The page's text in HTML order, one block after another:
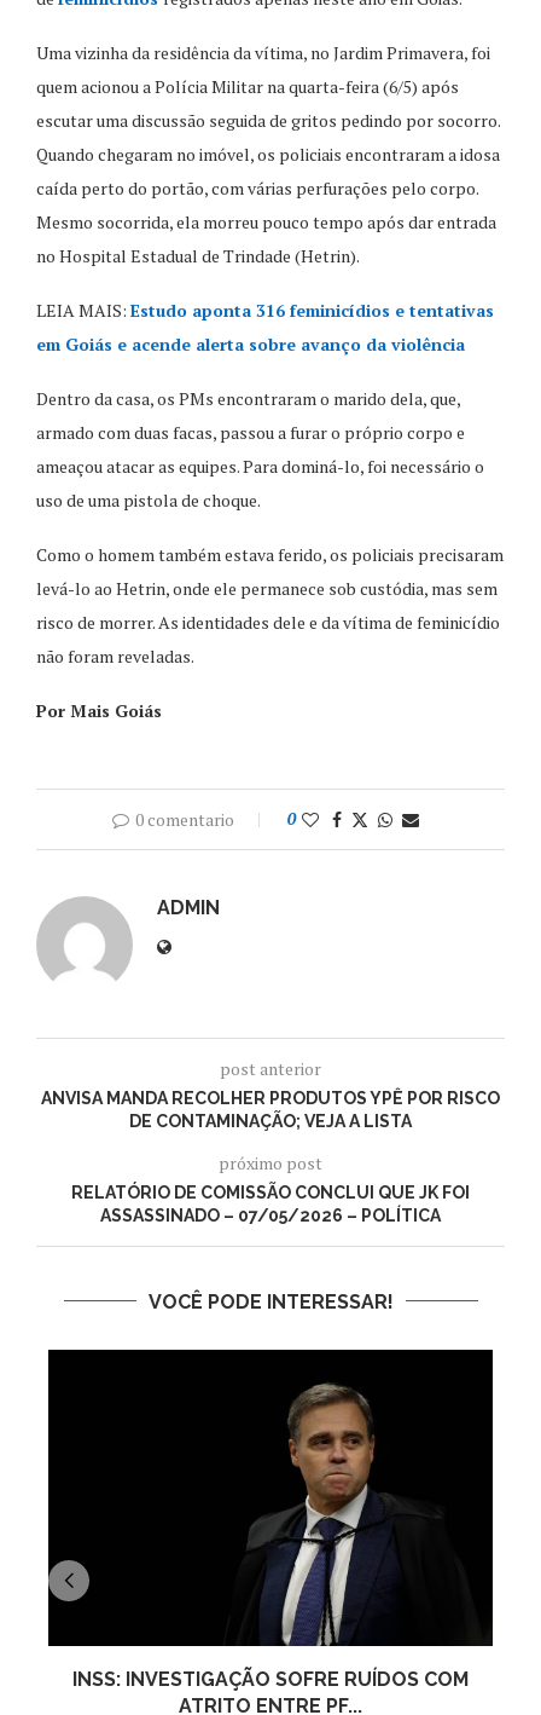
Uma vizinha da residência da vítima, no Jardim Primavera, foi
quem acionou a Polícia Militar na quarta-feira (6/5) após
escutar uma discussão seguida de gritos pedindo por socorro.
Quando chegaram no imóvel, os policiais encontraram a idosa
caída perto do portão, com várias perfurações pelo corpo.
Mesmo socorrida, ela morreu pouco tempo após dar entrada
no Hospital Estadual de Trindade (Hetrin).
LEIA MAIS: Estudo aponta 316 feminicídios e tentativas
em Goiás e acende alerta sobre avanço da violência
Dentro da casa, os PMs encontraram o marido dela, que,
armado com duas facas, passou a furar o próprio corpo e
ameaçou atacar as equipes. Para dominá-lo, foi necessário o
uso de uma pistola de choque.
Como o homem também estava ferido, os policiais precisaram
levá-lo ao Hetrin, onde ele permanece sob custódia, mas sem
risco de morrer. As identidades dele e da vítima de feminicídio
não foram reveladas.
Por Mais Goiás
0 comentario 0
ADMIN
post anterior
ANVISA MANDA RECOLHER PRODUTOS YPÊ POR RISCO
DE CONTAMINAÇÃO; VEJA A LISTA
próximo post
RELATÓRIO DE COMISSÃO CONCLUI QUE JK FOI
ASSASSINADO – 07/05/2026 – POLÍTICA
VOCÊ PODE INTERESSAR!
INSS: INVESTIGAÇÃO SOFRE RUÍDOS COM
ATRITO ENTRE PF...